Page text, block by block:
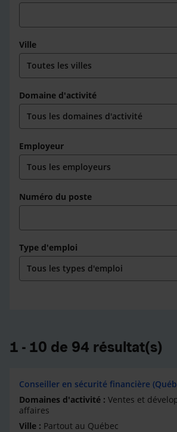
Ville
Domaine d'activité
Employeur
Numéro du poste
Type d'emploi
1 - 10 de 94 résultat(s)
Conseiller en sécurité financière
Ventes et
affaires
Partout au Québec